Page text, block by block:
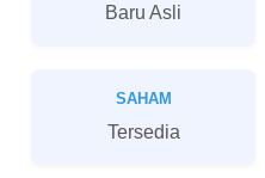
Baru Asli
SAHAM
Tersedia